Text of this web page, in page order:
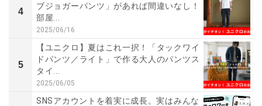
4
ブジョガーパンツ」があれば間違いなし！
部屋...
2025/06/16
5
【ユニクロ】夏はこれ一択！「タックワイ
ドパンツ／ライト」で作る大人のパンツス
タイ...
2025/06/05
SNSアカウントを着実に成長。実はみんな